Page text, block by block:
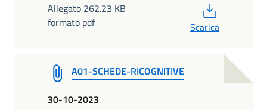
Allegato 262.23 KB
formato pdf
Scarica
A01-SCHEDE-RICOGNITIVE
30-10-2023